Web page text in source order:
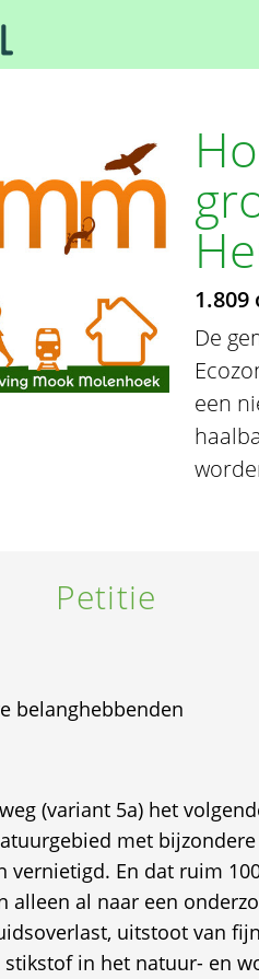
De
een
Petitie
belanghebbenden
(variant 5a) het
met
vernietigd. En dat ruim
alleen al naar een
uitstoot van
in het natuur- en